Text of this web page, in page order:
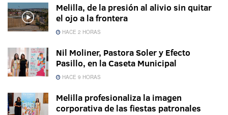
Melilla, de la presión al alivio sin quitar
el ojo a la frontera
HACE 2 HORAS
Nil Moliner, Pastora Soler y Efecto
Pasillo, en la Caseta Municipal
HACE 9 HORAS
Melilla profesionaliza la imagen
corporativa de las fiestas patronales